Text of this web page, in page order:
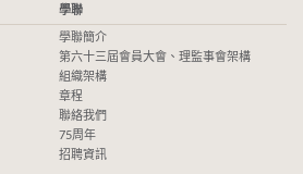
學聯
學聯簡介
第六十三屆會員大會、理監事會架構
組織架構
章程
聯絡我們
75周年
招聘資訊